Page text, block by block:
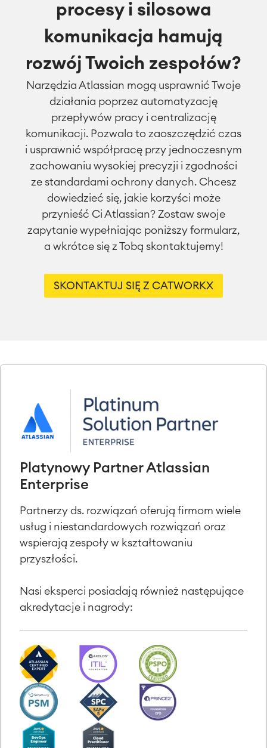
procesy i silosowa
komunikacja hamują
rozwój Twoich zespołów?
Narzędzia Atlassian mogą usprawnić Twoje
działania poprzez automatyzację
przepływów pracy i centralizację
komunikacji. Pozwala to zaoszczędzić czas
i usprawnić współpracę przy jednoczesnym
zachowaniu wysokiej precyzji i zgodności
ze standardami ochrony danych. Chcesz
dowiedzieć się, jakie korzyści może
przynieść Ci Atlassian? Zostaw swoje
zapytanie wypełniając poniższy formularz,
a wkrótce się z Tobą skontaktujemy!
SKONTAKTUJ SIĘ Z CATWORKX
Platynowy Partner Atlassian
Enterprise
Partnerzy ds. rozwiązań oferują firmom wiele
usług i niestandardowych rozwiązań oraz
wspierają zespoły w kształtowaniu
przyszłości.
Nasi eksperci posiadają również następujące
akredytacje i nagrody: